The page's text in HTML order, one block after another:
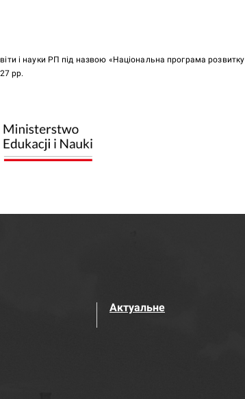
і науки РП під назвою «Національна програма розвитку
рр.
Актуальне